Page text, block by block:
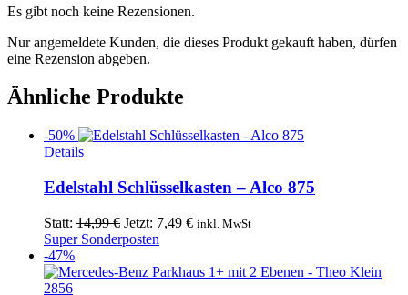
Es gibt noch keine Rezensionen.
Nur angemeldete Kunden, die dieses Produkt gekauft haben, dürfen
eine Rezension abgeben.
Ähnliche Produkte
-50%
Details
Edelstahl Schlüsselkasten – Alco 875
Statt: 14,99€ Ursprünglicher
Preis
14,99 €
Jetzt: 7,49 €Aktueller
7,49 €.
inkl. MwSt
Super Sonderposten
-47%